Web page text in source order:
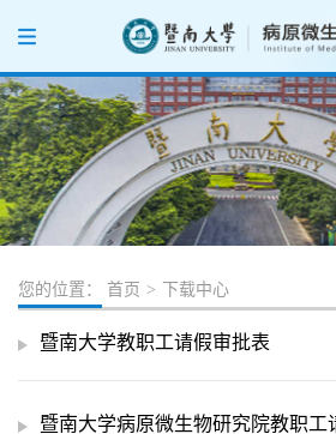
您的位置： 首页 > 下载中心
暨南大学教职工请假审批表
暨南大学病原微生物研究院教职工